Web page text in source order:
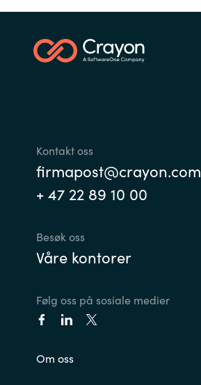
Kontakt oss
firmapost@crayon.com
+ 47 22 89 10 00
Besøk oss
Våre kontorer
Følg oss på sosiale medier
Om oss